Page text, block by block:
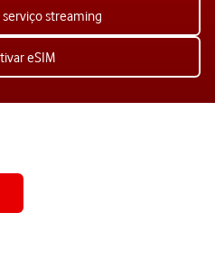
streaming
eSIM